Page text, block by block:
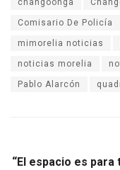
changoonga
Comisario De Policía
mimorelia noticias
noticias morelia
Pablo Alarcón
“El espacio es